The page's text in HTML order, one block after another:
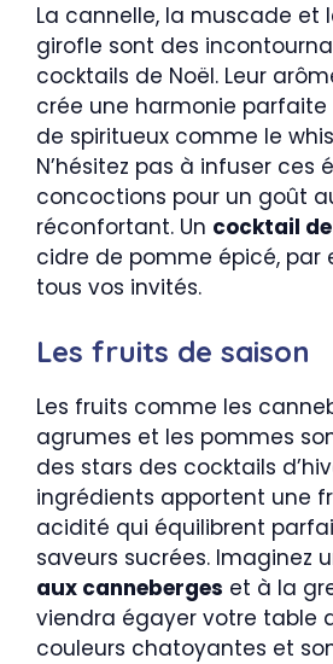
La cannelle, la muscade et
girofle sont des
cocktails de Noël. Leur
crée une harmonie
de spiritueux comme le
N’hésitez pas à infuser ces
concoctions pour un goût
réconfortant. Un cocktail
cidre de pomme épicé, par
tous vos invités.
Les fruits de saison
Les fruits comme les
agrumes et les pommes
des stars des cocktails
ingrédients apportent une
acidité qui équilibrent
saveurs sucrées. Imaginez
aux canneberges et à la
viendra égayer votre table
couleurs chatoyantes et